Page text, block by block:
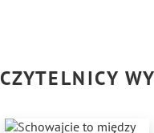
CZYTELNICY